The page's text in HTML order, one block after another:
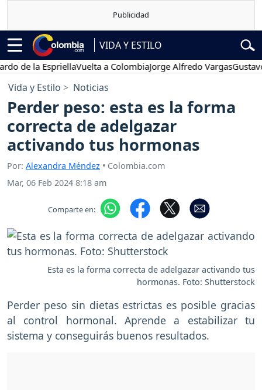
VIDA Y ESTILO
la EspriellaVuelta a ColombiaJorge Alfredo VargasGustavo
Vida y Estilo Noticias
Perder peso: esta es la forma
correcta de adelgazar
activando tus hormonas
Por: Alexandra Méndez • Colombia.com
Mar, 06 Feb 2024 8:18 am
Comparte en:
Esta es la forma correcta de adelgazar activando tus
hormonas. Foto: Shutterstock
Perder peso sin dietas estrictas es posible gracias
al control hormonal. Aprende a estabilizar tu
sistema y conseguirás buenos resultados.